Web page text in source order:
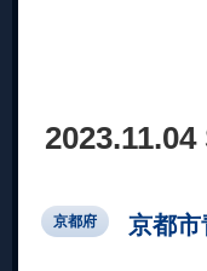
2023.11.04
京都府 京都市